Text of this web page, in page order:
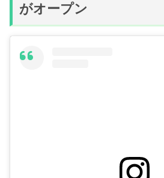
がオープン